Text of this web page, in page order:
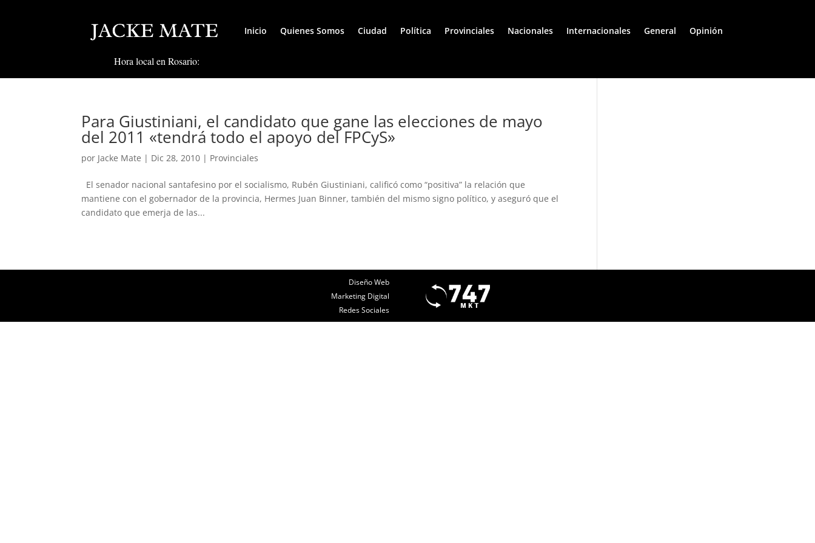
Inicio Quienes Somos Ciudad Política Provinciales Nacionales Internacionales General Opinión
Hora local en Rosario:
Para Giustiniani, el candidato que gane las elecciones de mayo
del 2011 «tendrá todo el apoyo del FPCyS»
por Jacke Mate | Dic 28, 2010 | Provinciales
El senador nacional santafesino por el socialismo, Rubén Giustiniani, calificó como “positiva” la relación que
mantiene con el gobernador de la provincia, Hermes Juan Binner, también del mismo signo político, y aseguró que el
candidato que emerja de las...
Diseño Web
Marketing Digital
Redes Sociales